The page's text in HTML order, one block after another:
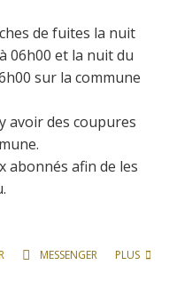
de fuites la nuit
06h00 et la nuit du
sur la commune
avoir des coupures
abonnés afin de les
MESSENGER PLUS